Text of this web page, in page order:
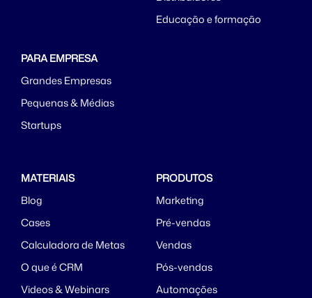
Educação e formação
PARA EMPRESA
Grandes Empresas
Pequenas & Médias
Startups
MATERIAIS
Blog
Cases
Calculadora de Metas
O que é CRM
Videos & Webinars
PRODUTOS
Marketing
Pré-vendas
Vendas
Pós-vendas
Automações